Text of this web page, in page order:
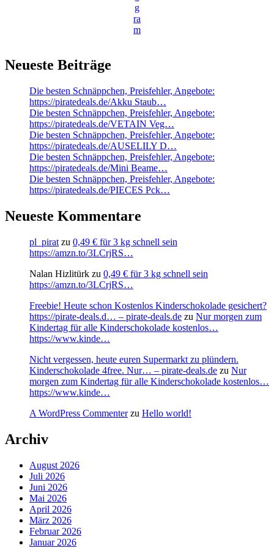
g
ra
m
Neueste Beiträge
Die besten Schnäppchen, Preisfehler, Angebote:
https://piratedeals.de/Akku Staub…
Die besten Schnäppchen, Preisfehler, Angebote:
https://piratedeals.de/VETAIN Veg…
Die besten Schnäppchen, Preisfehler, Angebote:
https://piratedeals.de/AUSELILY D…
Die besten Schnäppchen, Preisfehler, Angebote:
https://piratedeals.de/Mini Beame…
Die besten Schnäppchen, Preisfehler, Angebote:
https://piratedeals.de/PIECES Pck…
Neueste Kommentare
pl_pirat zu 0,49 € für 3 kg schnell sein
https://amzn.to/3LCrjRS…
Nalan Hizlitürk zu 0,49 € für 3 kg schnell sein
https://amzn.to/3LCrjRS…
Freebie! Heute schon Kostenlos Kinderschokolade gesichert?
https://pirate-deals.d… – pirate-deals.de zu Nur morgen zum
Kindertag für alle Kinderschokolade kostenlos…
https://www.kinde…
Nicht vergessen, heute euren Supermarkt zu plündern.
Kinderschokolade 4free. Nur… – pirate-deals.de zu Nur
morgen zum Kindertag für alle Kinderschokolade kostenlos…
https://www.kinde…
A WordPress Commenterzu Hello world!
Archiv
August 2026
Juli 2026
Juni 2026
Mai 2026
April 2026
März 2026
Februar 2026
Januar 2026